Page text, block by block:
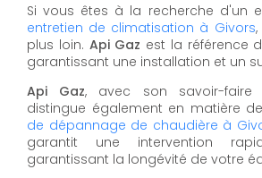
Si vous êtes à la recherche d'un
entretien de climatisation à Givors
plus loin. Api Gaz est la référence
garantissant une installation et un
Api Gaz, avec son savoir-faire
distingue également en matière de
de dépannage de chaudière à
garantit une intervention
garantissant la longévité de votre